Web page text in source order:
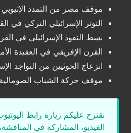
موقف مصر من التمدد الإثيوبي
التوتر الإسرائيلي التركي في
بسط النفوذ الإسرائيلي في
القرن الإفريقي في العقيدة
انزعاج الحوثيين من التواجد
موقف حركة الشباب الصومالية
نقترح عليكم زيارة رابط
الفيديو، المشاركة في